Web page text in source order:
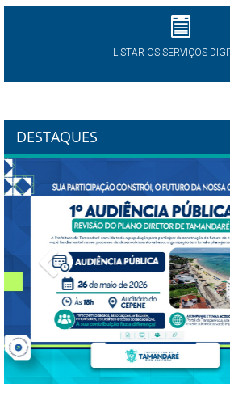
LISTAR OS SERVIÇOS
DESTAQUES
Previous